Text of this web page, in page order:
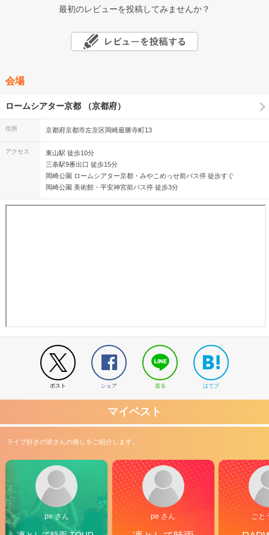
最初のレビューを投稿してみませんか？
会場
ロームシアター京都 （京都府）
住所 京都府京都市左京区岡崎最勝寺町13
アクセス
東山駅 徒歩10分
三条駅9番出口 徒歩15分
岡崎公園 ロームシアター京都・みやこめっせ前バス停 徒歩すぐ
岡崎公園 美術館・平安神宮前バス停 徒歩3分
ポスト シェア 送る はてブ
マイベスト
ライブ好きの皆さんの推しをご紹介します。
pe さん pe さん ごと